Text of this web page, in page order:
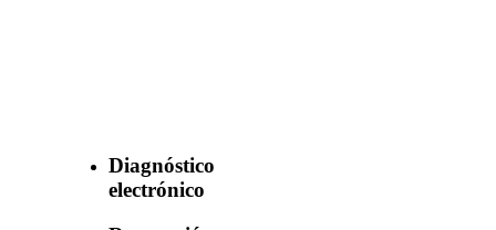
Diagnóstico
electrónico